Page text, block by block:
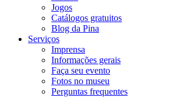
Jogos
Catálogos gratuitos
Blog da Pina
Serviços
Imprensa
Informações gerais
Faça seu evento
Fotos no museu
Perguntas frequentes